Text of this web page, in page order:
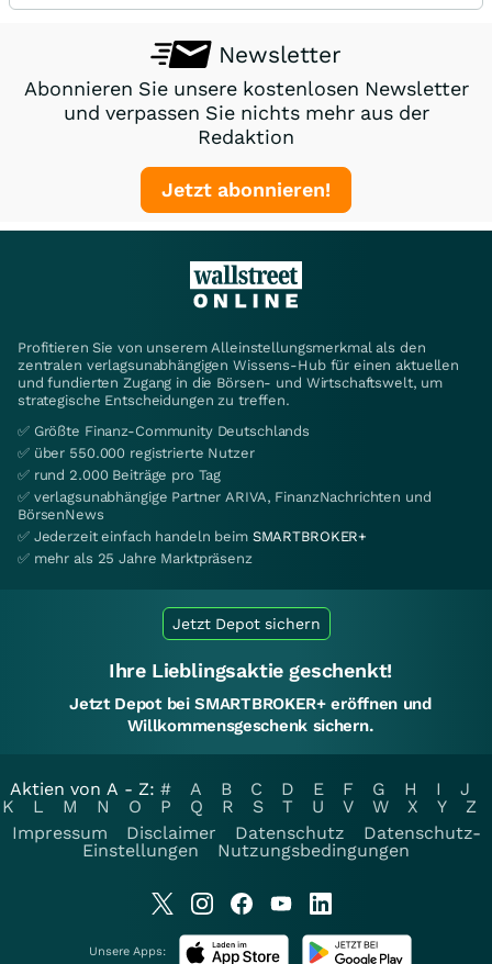
Newsletter
Abonnieren Sie unsere kostenlosen Newsletter
und verpassen Sie nichts mehr aus der
Redaktion
Jetzt abonnieren!
Profitieren Sie von unserem Alleinstellungsmerkmal als den
zentralen verlagsunabhängigen Wissens-Hub für einen aktuellen
und fundierten Zugang in die Börsen- und Wirtschaftswelt, um
strategische Entscheidungen zu treffen.
✅ Größte Finanz-Community Deutschlands
✅ über 550.000 registrierte Nutzer
✅ rund 2.000 Beiträge pro Tag
✅ verlagsunabhängige Partner ARIVA, FinanzNachrichten und
BörsenNews
✅ Jederzeit einfach handeln beim SMARTBROKER+
✅ mehr als 25 Jahre Marktpräsenz
Jetzt Depot sichern
Ihre Lieblingsaktie geschenkt!
Jetzt Depot bei SMARTBROKER+ eröffnen und
Willkommensgeschenk sichern.
Aktien von A - Z: # A B C D E F G H I
J
K
L M N O P Q R S T U V W X Y
Z
Impressum
Disclaimer Datenschutz
Datenschutz-
Einstellungen
Nutzungsbedingungen
Unsere Apps: